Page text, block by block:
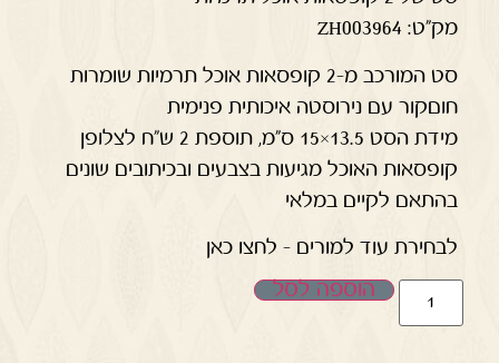
מק"ט: ZH003964
סט המורכב מ-2 קופסאות אוכל תרמיות שומרות
חוםקור עם נירוסטה איכותית פנימית
מידת הסט 13.5×15 ס"מ, תוספת 2 ש"ח לצלופן
קופסאות האוכל מגיעות בצבעים ובכיתובים שונים
בהתאם לקיים במלאי
לבחירת עוד למורים – לחצו כאן
הוספה לסל